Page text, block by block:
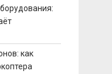
как